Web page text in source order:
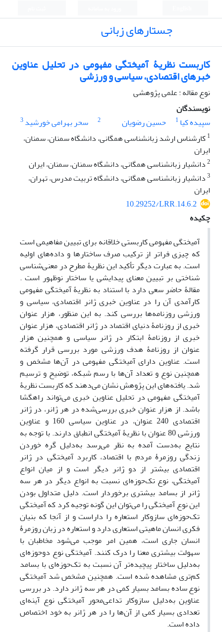
جستارهای زبانی
کاربست نظریۀ آمیختگی مفهومی در تحلیل عناوین
خبرهای اقتصادی، سیاسی و ورزشی
نوع مقاله : علمی پژوهشی
نویسندگان
سپیده کیا 1 حسین رضویان 2 سحر بهرامی خورشید3
1کارشناس ارشد زبانشناسی همگانی، دانشگاه سمنان، سمنان،
ایران
2دانشیار زبانشناسی همگانی، دانشگاه سمنان، سمنان، ایران
3دانشیار زبانشناسی همگانی، دانشگاه تربیت مدرس، تهران،
ایران
10.29252/LRR.14.6.2
چکیده
آمیختگی ‌مفهومی کاربستی خلاقانه برای تبیین مفاهیمی است
که چیزی فراتر از ترکیب صرف ساختارها و داده‌های اولیه
است. به عبارت دیگر تأکید این نظریۀ مطرح در معنی‌شناسی‌
شناختی بر تبیین معنای پیدایشی یا ساختار نوظهور است .
مقالۀ حاضر سعی دارد با استناد به نظریۀ آمیختگی مفهومی
کارآمدی آن را در عناوین خبری ژانر اقتصادی، سیاسی و
ورزشی روزنامه‌ها بررسی کند. به این منظور، هزار عنوان
خبری از روزنامۀ دنیای اقتصاد در ژانر اقتصادی، هزار عنوان
خبری از روزنامۀ ابتکار در ژانر سیاسی و همچنین هزار
عنوان از روزنامۀ هدف ورزشی مورد بررسی قرار گرفته
است. عناوین دارای آمیختگی ‌مفهومی در آن‌ها مشخص و
همچنین نوع و تعداد آن‌ها با رسم شبکه، توضیح و ترسیم
شد. یافته‌های این پژوهش نشان می‌دهند که کاربست نظریۀ
آمیختگی مفهومی در تحلیل عناوین خبری می‌تواند راهگشا
باشد. از هزار عنوان خبری بررسی‌شده در هر ژانر، در ژانر
اقتصادی 240 عنوان، در عناوین سیاسی 160 و عناوین
ورزشی 80 عنوان با نظریۀ آمیختگی انطباق دارند. با توجه به
نتایج به‌دست آمده به نظر می‌رسد به‌دلیل گره خوردن
زندگی روزمرۀ مردم با اقتصاد، کاربرد آمیختگی در ژانر
اقتصادی بیشتر از دو ژانر دیگر است و از میان انواع
آمیختگی، نوع تک‌حوزه‌ای نسبت به انواع دیگر در هر سه
ژانر از بسامد بیشتری برخوردار است. دلیل متداول بودن
این نوع آمیختگی را می‌توان این گونه توجیه کرد که آمیختگی
تک‌حوزه‌ای سازوکار استعاره را داراست و از آنجا که بنیان
فکری انسان ماهیتی استعاری دارد و استعاره در زبان روزمرۀ
انسان جاری است، همین امر موجب می‌شود مخاطبان با
سهولت بیشتری معنا را درک کنند. آمیختگی نوع دو‌حوزه‌ای
به‌دلیل ساختار پیچیده‌تر آن نسبت به تک‌حوزه‌ای با بسامد
کم‌تری مشاهده شده است. همچنین مشخص شد آمیختگی
نوع ساده بسامد بسیار کمی در هر سه ژانر دارد. در بررسی‌
عناوین به‌دلیل سازوکار تداعی‌محور آمیختگی نوع آینه‌ای
تعدادی بسیار کمی از آن‌ها را در هر ژانر به خود اختصاص
داده است.